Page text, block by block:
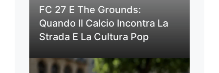
FC 27 E The Grounds:
Quando Il Calcio Incontra La
Strada E La Cultura Pop